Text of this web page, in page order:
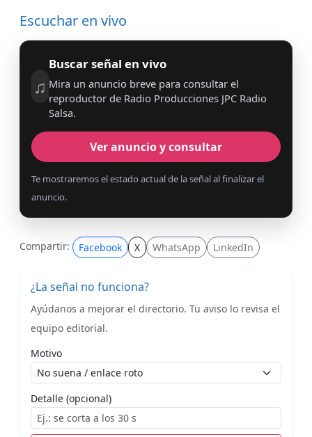
Escuchar en vivo
♫
Buscar señal en vivo
Mira un anuncio breve para consultar el
reproductor de Radio Producciones JPC Radio
Salsa.
Ver anuncio y consultar
Te mostraremos el estado actual de la señal al finalizar el
anuncio.
Compartir: Facebook X WhatsApp LinkedIn
¿La señal no funciona?
Ayúdanos a mejorar el directorio. Tu aviso lo revisa el
equipo editorial.
Motivo
Detalle (opcional)